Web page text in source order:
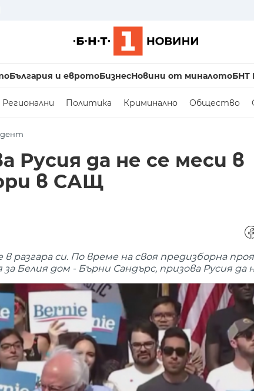
България и евротоБизнесНовини от миналотоБНТ
Регионални Политика Криминално Общество
Русия да не се меси в
в САЩ
си. По време на своя предизборна
Белия дом - Бърни Сандърс, призова Русия да